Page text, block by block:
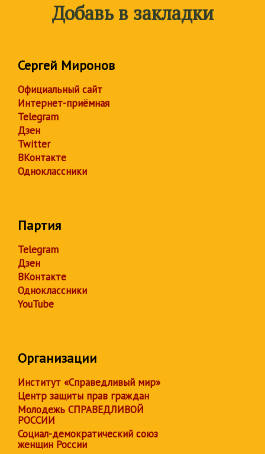
Добавь в закладки
Сергей Миронов
Официальный сайт
Интернет-приёмная
Telegram
Дзен
Twitter
ВКонтакте
Одноклассники
Партия
Telegram
Дзен
ВКонтакте
Одноклассники
YouTube
Организации
Институт «Справедливый мир»
Центр защиты прав граждан
Молодежь СПРАВЕДЛИВОЙ
РОССИИ
Социал-демократический союз
женщин России